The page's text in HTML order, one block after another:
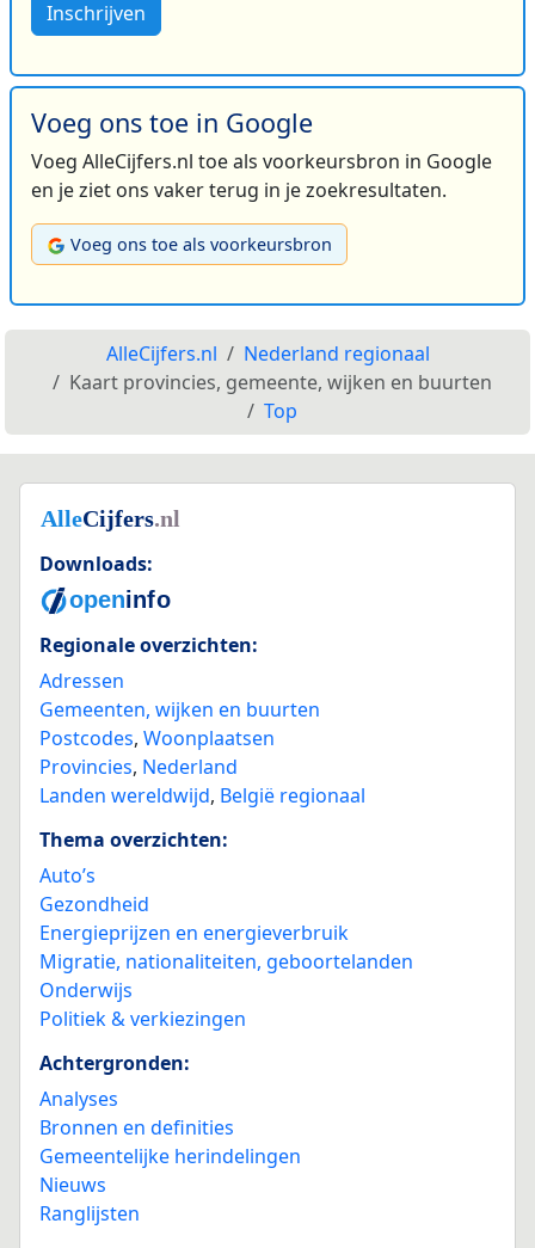
Inschrijven
Voeg ons toe in Google
Voeg AlleCijfers.nl toe als voorkeursbron in Google
en je ziet ons vaker terug in je zoekresultaten.
Voeg ons toe als voorkeursbron
AlleCijfers.nl
Nederland regionaal
Kaart provincies, gemeente, wijken en buurten
Top
Downloads:
Regionale overzichten:
Adressen
Gemeenten, wijken en buurten
Postcodes, Woonplaatsen
Provincies, Nederland
Landen wereldwijd, België regionaal
Thema overzichten:
Auto’s
Gezondheid
Energieprijzen en energieverbruik
Migratie, nationaliteiten, geboortelanden
Onderwijs
Politiek & verkiezingen
Achtergronden:
Analyses
Bronnen en definities
Gemeentelijke herindelingen
Nieuws
Ranglijsten